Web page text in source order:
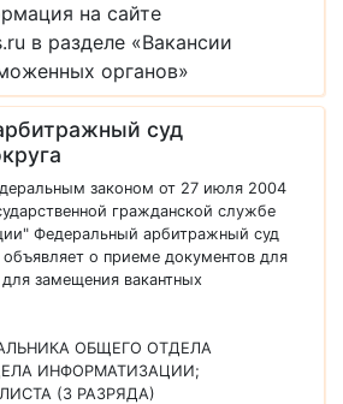
на сайте
в разделе «Вакансии
органов»
суд
законом от 27 июля 2004
гражданской службе
Федеральный арбитражный суд
о приеме документов для
замещения вакантных
ОБЩЕГО ОТДЕЛА
ИНФОРМАТИЗАЦИИ;
(3 РАЗРЯДА)